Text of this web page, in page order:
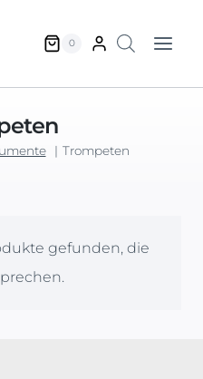
0
Trompeten
gefunden, die